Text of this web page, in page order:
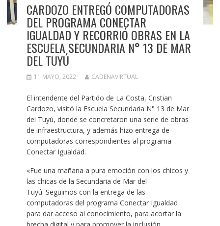
CARDOZO ENTREGÓ COMPUTADORAS
DEL PROGRAMA CONECTAR
IGUALDAD Y RECORRIÓ OBRAS EN LA
ESCUELA SECUNDARIA N° 13 DE MAR
DEL TUYÚ
11 MAYO, 2022 CADENAVIRTUAL
El intendente del Partido de La Costa, Cristian
Cardozo, visitó la Escuela Secundaria N° 13 de Mar
del Tuyú, donde se concretaron una serie de obras
de infraestructura, y además hizo entrega de
computadoras correspondientes al programa
Conectar Igualdad.
«Fue una mañana a pura emoción con los chicos y
las chicas de la Secundaria de Mar del
Tuyú. Seguimos con la entrega de las
computadoras del programa Conectar Igualdad
para dar acceso al conocimiento, para acortar la